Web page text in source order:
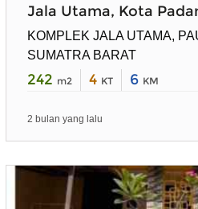
Jala Utama, Kota
KOMPLEK JALA UTAMA,
SUMATRA BARAT
242 m2 4 KT 6 KM
2 bulan yang lalu